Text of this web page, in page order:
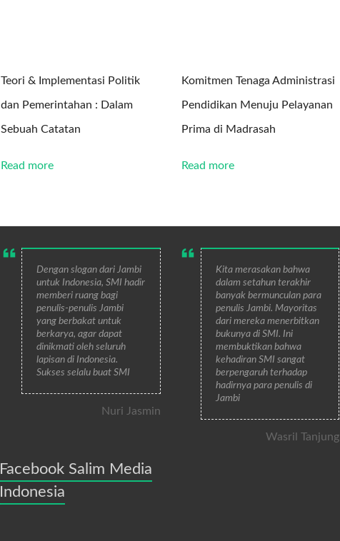
Teori & Implementasi Politik
dan Pemerintahan : Dalam
Sebuah Catatan
Read more
Komitmen Tenaga Administrasi
Pendidikan Menuju Pelayanan
Prima di Madrasah
Read more
Dengan slogan dari Jambi
untuk Indonesia, SMI hadir
memberi ruang bagi
penulis-penulis Jambi
yang berbakat untuk
berkarya, agar dapat
dinikmati oleh seluruh
lapisan di Indonesia.
Sukses selalu buat SMI
Nuri Jasmin
Facebook Salim Media
Indonesia
Kita merasakan bahwa
dalam setahun terakhir
banyak bermunculan para
penulis Jambi. Mayoritas
dari mereka menerbitkan
bukunya di SMI. Ini
membuktikan bahwa
kehadiran SMI sangat
berpengaruh terhadap
hadirnya para penulis di
Jambi
Wasril Tanjung